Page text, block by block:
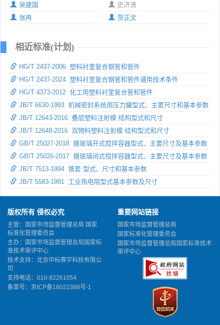
吴建国
史济贤
张冉
贺正文
相近标准(计划)
HG/T 2437-2006 塑料衬里复合钢管和管件
HG/T 2437-2024 塑料衬里复合钢管和管件通用技术条件
HG/T 4373-2012 化工用塑料衬里复合管和管件
JB/T 6630-1993 机械密封系统用压力罐型式、主要尺寸和基本参数
JB/T 12643-2016 叠层塑料注射模 结构型式和尺寸
JB/T 12648-2016 双物料塑料注射模 结构型式和尺寸
GB/T 25027-2018 搪玻璃开式搅拌容器型式、主要尺寸及基本参数
GB/T 25026-2017 搪玻璃闭式搅拌容器型式、主要尺寸及基本参数
JB/T 7513-1994 锥套 型式、尺寸和基本参数
JB/T 5583-1991 工业热电阻型式基本参数及尺寸
版权所有 侵权必究
主管：国家市场监督管理总局 国家
标准化管理委员会
主办：国家市场监督管理总局国家标
准技术审评中心
技术支持：北京中标赛宇科技有限公
司
支持电话：010-82261054
备案号： 京ICP备18022388号-1
重要网站链接
国家市场监督管理总局
国家标准化管理委员会
国家市场监督管理总局国家标准技术
审评中心